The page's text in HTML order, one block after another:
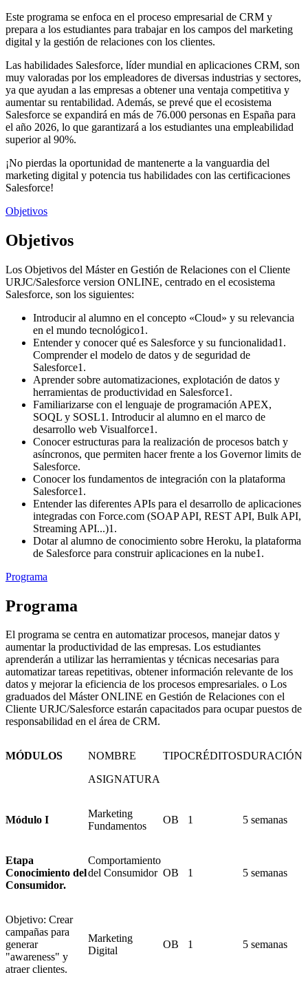
Este programa se enfoca en el proceso empresarial de CRM y
prepara a los estudiantes para trabajar en los campos del marketing
digital y la gestión de relaciones con los clientes.
Las habilidades Salesforce, líder mundial en aplicaciones CRM, son
muy valoradas por los empleadores de diversas industrias y sectores,
ya que ayudan a las empresas a obtener una ventaja competitiva y
aumentar su rentabilidad. Además, se prevé que el ecosistema
Salesforce se expandirá en más de 76.000 personas en España para
el año 2026, lo que garantizará a los estudiantes una empleabilidad
superior al 90%.
¡No pierdas la oportunidad de mantenerte a la vanguardia del
marketing digital y potencia tus habilidades con las certificaciones
Salesforce!
Objetivos
Objetivos
Los Objetivos del Máster en Gestión de Relaciones con el Cliente
URJC/Salesforce version ONLINE, centrado en el ecosistema
Salesforce, son los siguientes:
Introducir al alumno en el concepto «Cloud» y su relevancia
en el mundo tecnológico1.
Entender y conocer qué es Salesforce y su funcionalidad1.
Comprender el modelo de datos y de seguridad de
Salesforce1.
Aprender sobre automatizaciones, explotación de datos y
herramientas de productividad en Salesforce1.
Familiarizarse con el lenguaje de programación APEX,
SOQL y SOSL1. Introducir al alumno en el marco de
desarrollo web Visualforce1.
Conocer estructuras para la realización de procesos batch y
asíncronos, que permiten hacer frente a los Governor limits de
Salesforce.
Conocer los fundamentos de integración con la plataforma
Salesforce1.
Entender las diferentes APIs para el desarrollo de aplicaciones
integradas con Force.com (SOAP API, REST API, Bulk API,
Streaming API...)1.
Dotar al alumno de conocimiento sobre Heroku, la plataforma
de Salesforce para construir aplicaciones en la nube1.
Programa
Programa
El programa se centra en automatizar procesos, manejar datos y
aumentar la productividad de las empresas. Los estudiantes
aprenderán a utilizar las herramientas y técnicas necesarias para
automatizar tareas repetitivas, obtener información relevante de los
datos y mejorar la eficiencia de los procesos empresariales. o Los
graduados del Máster ONLINE en Gestión de Relaciones con el
Cliente URJC/Salesforce estarán capacitados para ocupar puestos de
responsabilidad en el área de CRM.
MÓDULOS
NOMBRE
ASIGNATURA
TIPOCRÉDITOSDURACIÓN
Módulo I
Marketing
Fundamentos
OB 1 5 semanas
Etapa
Conocimiento del
Consumidor.
Comportamiento
del Consumidor OB 1 5 semanas
Objetivo: Crear
campañas para
generar
"awareness" y
atraer clientes.
Marketing
Digital
OB 1 5 semanas